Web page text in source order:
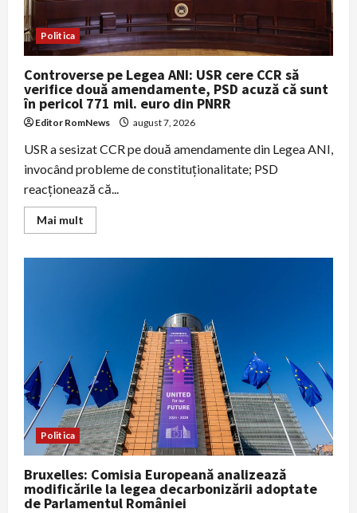
Politica
Controverse pe Legea ANI: USR cere CCR să
verifice două amendamente, PSD acuză că sunt
în pericol 771 mil. euro din PNRR
Editor RomNews august 7, 2026
USR a sesizat CCR pe două amendamente din Legea ANI,
invocând probleme de constituționalitate; PSD
reacționează că...
Mai mult
more
două
amendamente,
PSD
acuză
că
sunt
în
pericol
771
mil.
din
PNRR
Politica
Bruxelles: Comisia Europeană analizează
modificările la legea decarbonizării adoptate
de Parlamentul României